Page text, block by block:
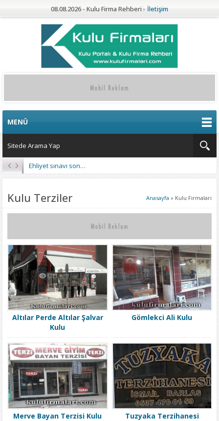
08.08.2026 - Kulu Firma Rehberi İletişim
MENÜ
Kulu’da 4 Mahalleye Yangın Söndürme Tankeri
Anasayfa » Kulu Firmalari
Kulu Terziler
Altılar Perde Altılar Şalvar
Kulu
Gömlekci Ali Kulu
Merve Bayan Terzisi Kulu Tuzyaka Terzihanesi